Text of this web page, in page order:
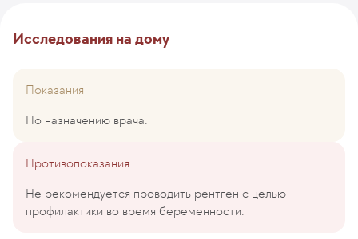
Исследования на дому
Показания
По назначению врача.
Противопоказания
Не рекомендуется проводить рентген с целью
профилактики во время беременности.